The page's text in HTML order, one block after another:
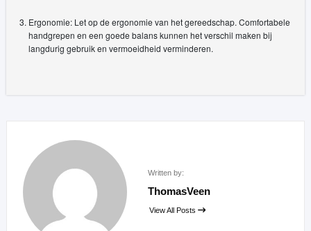
Ergonomie: Let op de ergonomie van het gereedschap. Comfortabele
handgrepen en een goede balans kunnen het verschil maken bij
langdurig gebruik en vermoeidheid verminderen.
Written by:
ThomasVeen
View All Posts